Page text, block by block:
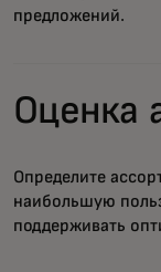
предложений.
Оценка
Определите
наибольшую
поддерживать